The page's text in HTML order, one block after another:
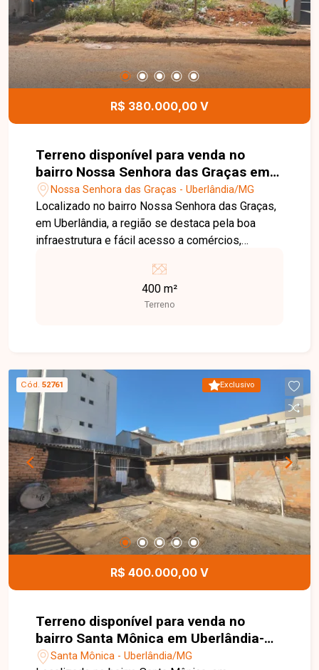
R$ 380.000,00 V
Terreno disponível para venda no
bairro Nossa Senhora das Graças em
Uberlândia MG
Nossa Senhora das Graças - Uberlândia/MG
Localizado no bairro Nossa Senhora das Graças,
em Uberlândia, a região se destaca pela boa
infraestrutura e fácil acesso a comércios,
opção para quem busca praticidade no dia a dia.
O imóvel possui 400 m² de terreno, amplo e bem
localizado dentro do bairro, ideal para construção
informações!
400 m²
Terreno
Exclusivo
Cód. 52761
R$ 400.000,00 V
Terreno disponível para venda no
bairro Santa Mônica em Uberlândia-
MGSanta Mônica - Uberlândia/MG